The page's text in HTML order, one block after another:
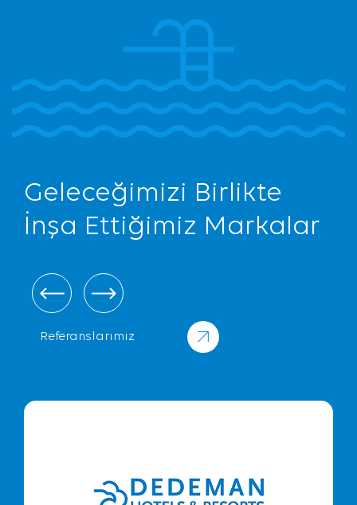
Referanslarımız
Geleceğimizi Birlikte
İnşa Ettiğimiz Markalar